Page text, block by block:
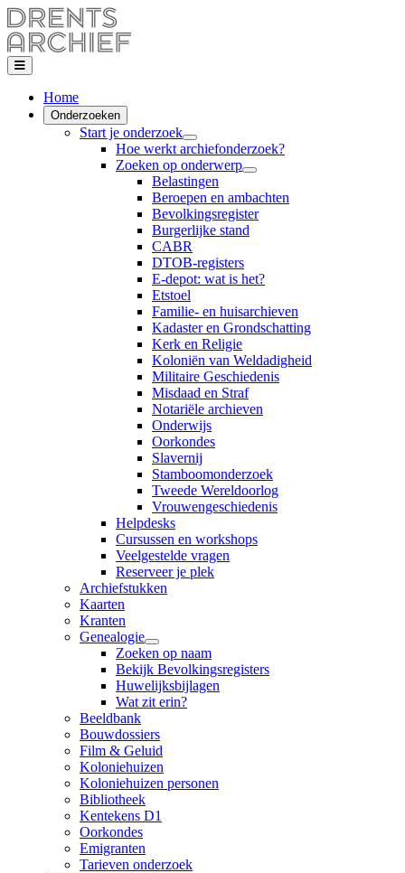
Home
Onderzoeken
Start je onderzoek
Hoe werkt archiefonderzoek?
Zoeken op onderwerp
Belastingen
Beroepen en ambachten
Bevolkingsregister
Burgerlijke stand
CABR
DTOB-registers
E-depot: wat is het?
Etstoel
Familie- en huisarchieven
Kadaster en Grondschatting
Kerk en Religie
Koloniën van Weldadigheid
Militaire Geschiedenis
Misdaad en Straf
Notariële archieven
Onderwijs
Oorkondes
Slavernij
Stamboomonderzoek
Tweede Wereldoorlog
Vrouwengeschiedenis
Helpdesks
Cursussen en workshops
Veelgestelde vragen
Reserveer je plek
Archiefstukken
Kaarten
Kranten
Genealogie
Zoeken op naam
Bekijk Bevolkingsregisters
Huwelijksbijlagen
Wat zit erin?
Beeldbank
Bouwdossiers
Film & Geluid
Koloniehuizen
Koloniehuizen personen
Bibliotheek
Kentekens D1
Oorkondes
Emigranten
Tarieven onderzoek